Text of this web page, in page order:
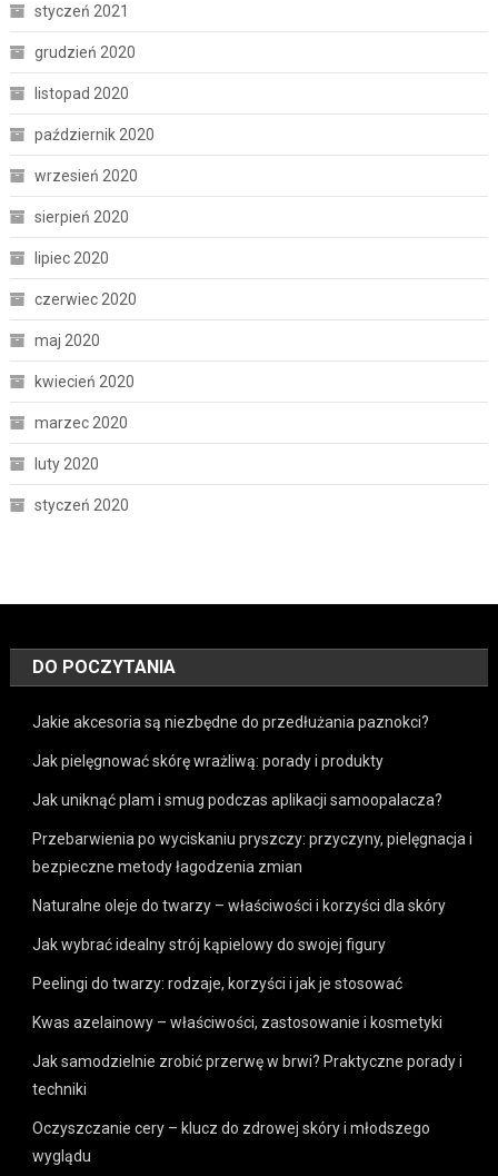
styczeń 2021
grudzień 2020
listopad 2020
październik 2020
wrzesień 2020
sierpień 2020
lipiec 2020
czerwiec 2020
maj 2020
kwiecień 2020
marzec 2020
luty 2020
styczeń 2020
DO POCZYTANIA
Jakie akcesoria są niezbędne do przedłużania paznokci?
Jak pielęgnować skórę wrażliwą: porady i produkty
Jak uniknąć plam i smug podczas aplikacji samoopalacza?
Przebarwienia po wyciskaniu pryszczy: przyczyny, pielęgnacja i
bezpieczne metody łagodzenia zmian
Naturalne oleje do twarzy – właściwości i korzyści dla skóry
Jak wybrać idealny strój kąpielowy do swojej figury
Peelingi do twarzy: rodzaje, korzyści i jak je stosować
Kwas azelainowy – właściwości, zastosowanie i kosmetyki
Jak samodzielnie zrobić przerwę w brwi? Praktyczne porady i
techniki
Oczyszczanie cery – klucz do zdrowej skóry i młodszego
wyglądu